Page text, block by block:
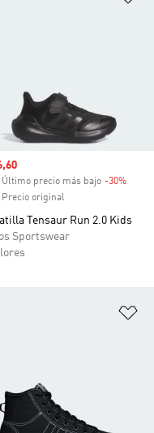
de venta
Último precio más bajo -30%
Precio original
Tensaur Run 2.0 Kids
Sportswear